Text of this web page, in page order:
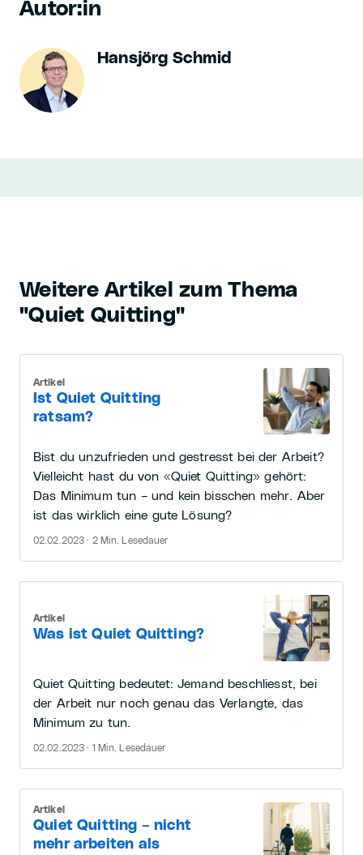
Autor:in
Hansjörg Schmid
Weitere Artikel zum Thema
"Quiet Quitting"
Ist Quiet Quitting
ratsam?
Artikel
Bist du unzufrieden und gestresst bei der Arbeit?
Vielleicht hast du von «Quiet Quitting» gehört:
Das Minimum tun – und kein bisschen mehr. Aber
ist das wirklich eine gute Lösung?
02.02.2023 · 2 Min. Lesedauer
Was ist Quiet Quitting?
Artikel
Quiet Quitting bedeutet: Jemand beschliesst, bei
der Arbeit nur noch genau das Verlangte, das
Minimum zu tun.
02.02.2023 · 1 Min. Lesedauer
Quiet Quitting – nicht
mehr arbeiten als
Artikel